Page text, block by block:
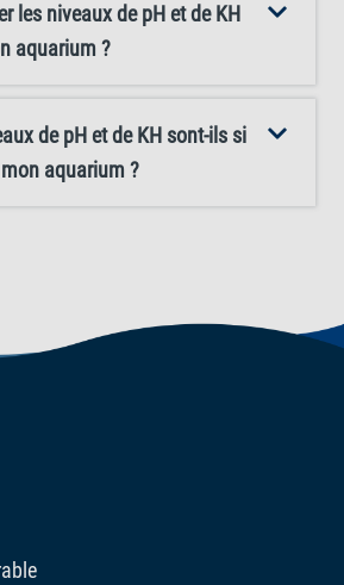
produit.
les niveaux de pH et de KH
aquarium ?
de pH et de KH sont-ils si
aquarium ?